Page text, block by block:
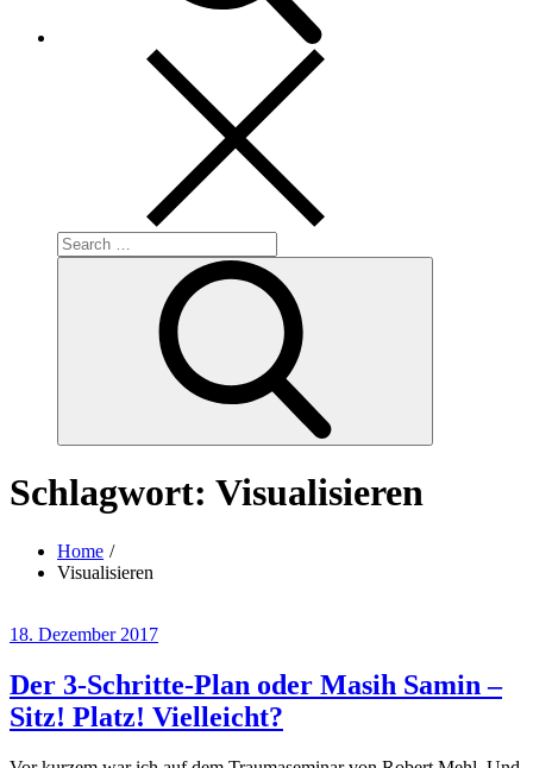
Search
for:
Schlagwort: Visualisieren
Home
Visualisieren
Posted
18. Dezember 2017
Der 3-Schritte-Plan oder Masih Samin –
Sitz! Platz! Vielleicht?